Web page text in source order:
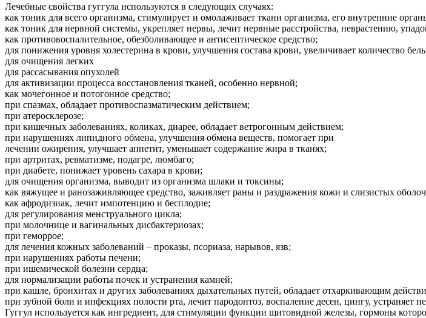
Лечебные свойства гуггула используются в следующих случаях:
как тоник для всего организма, стимулирует и омолаживает ткани организма, его внутренние
как тоник для нервной системы, укрепляет нервы, лечит нервные расстройства, неврастению,
как противовоспалительное, обезболивающее и антисептическое средство;
для понижения уровня холестерина в крови, улучшения состава крови, увеличивает количество
для очищения легких
для рассасывания опухолей
для активизации процесса восстановления тканей, особенно нервной;
как мочегонное и потогонное средство;
при спазмах, обладает противоспазматическим действием;
при атеросклерозе;
при кишечных заболеваниях, коликах, диарее, обладает ветрогонным действием;
при нарушениях липидного обмена, улучшения обмена веществ, помогает при
лечении ожирения, улучшает аппетит, уменьшает содержание жира в тканях;
при артритах, ревматизме, подагре, люмбаго;
при диабете, понижает уровень сахара в крови;
для очищения организма, выводит из организма шлаки и токсины;
как вяжущее и ранозаживляющее средство, заживляет раны и раздражения кожи и слизистых
как афродизиак, лечит импотенцию и бесплодие;
для регулирования менструального цикла;
при молочнице и вагинальных дисбактериозах;
при геморрое;
для лечения кожных заболеваний – проказы, псориаза, нарывов, язв;
при нарушениях работы печени;
при ишемической болезни сердца;
для нормализации работы почек и устранения камней;
при кашле, бронхитах и других заболеваниях дыхательных путей, обладает отхаркивающим
при зубной боли и инфекциях полости рта, лечит пародонтоз, воспаление десен, цингу, устраняет
Гуггул используется как ингредиент, для стимуляции функции щитовидной железы, гормоны